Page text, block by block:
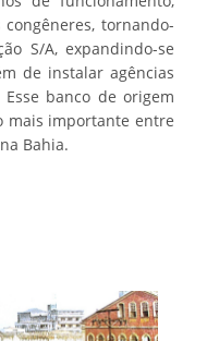
tornando-
S/A, expandindo-se
de instalar agências
banco de origem
mais importante entre
Bahia.